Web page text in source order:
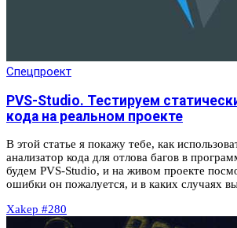
Спецпроект
PVS-Studio. Тестируем
кода на реальном проекте
В этой статье я покажу тебе, как
анализатор кода для отлова багов в
будем PVS-Studio, и на живом проекте
ошибки он пожалуется, и в каких случаях
Xakep #280